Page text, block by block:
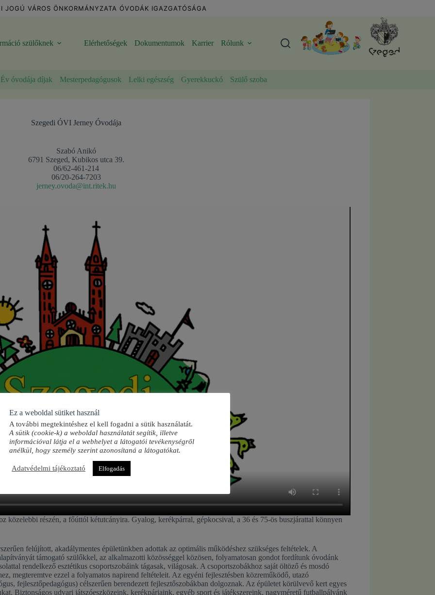
JOGÚ VÁROS ÖNKORMÁNYZATA ÓVODÁK IGAZGATÓSÁGA
szülőknek Elérhetőségek Dokumentumok Karrier Rólunk
Év óvodája díjak Mesterpedagógusok Lelki egészség Gyerekkuckó Szülő szoba
Szegedi ÓVI Jerney Óvodája
Szabó Anikó
6791 Szeged, Kubikos utca 39.
06/62-461-214
06/20-264-7203
jerney.ovoda@int.ritek.hu
közelebbi részén, a főúttól kétutcányira. Gyalog, kerékpárral, gépkocsival, a 36 és 75-ös buszjárattal könnyen
felújított, akadálymentes épületünkben adottak az optimális működéshez szükséges feltételek. A
támogató szülőkkel, az alkalmazotti közösséggel közösen, folyamatosan gondot fordítunk óvodánk
rendelkező esztétikus csoportszobáink tágasak, világosak. A csoportszobákhoz saját öltöző és mosdó
megteremtve ezzel a folyamatos napirend feltételeit. Az egyéni fejlesztésben közreműködő, utazó
fejlesztőpedagógus) célszerűen berendezett fejlesztőszobákban dolgoznak. Az épületet körülvevő kert egyes
Biztonságos udvari játszóeszközeink, kerékpárjaink, egyéb sport és játékszereink, nagyméretű futballpályánk
Ez a weboldal sütiket használ
A további megtekintéshez el kell fogadni a sütik használatát.
A sütik (cookie-k) a weboldal használatát segítik, illetve
információval látja el a webhelyet a látogatói tevékenységről
anélkül, hogy személy szerint azonosítaná a látogatókat.
Adatvédelmi tájékoztató Elfogadás